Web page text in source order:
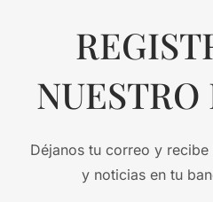
Déjanos tu correo y
y noticias en tu